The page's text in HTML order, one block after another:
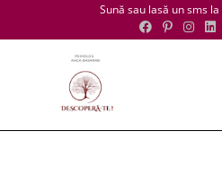
Sună sau lasă un sms